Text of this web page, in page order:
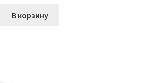
В корзину